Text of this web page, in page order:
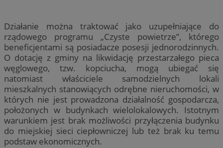
Działanie można traktować jako uzupełniające do
rządowego programu „Czyste powietrze”, którego
beneficjentami są posiadacze posesji jednorodzinnych.
O dotację z gminy na likwidację przestarzałego pieca
węglowego, tzw. kopciucha, mogą ubiegać się
natomiast właściciele samodzielnych lokali
mieszkalnych stanowiących odrębne nieruchomości, w
których nie jest prowadzona działalność gospodarcza,
położonych w budynkach wielolokalowych. Istotnym
warunkiem jest brak możliwości przyłączenia budynku
do miejskiej sieci ciepłowniczej lub też brak ku temu
podstaw ekonomicznych.